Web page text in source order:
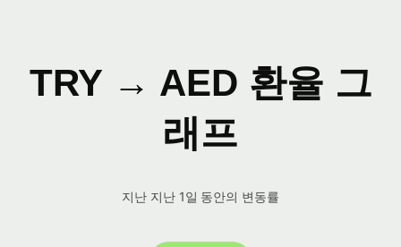
TRY → AED 환율 그
래프
지난 지난 1일 동안의 변동률